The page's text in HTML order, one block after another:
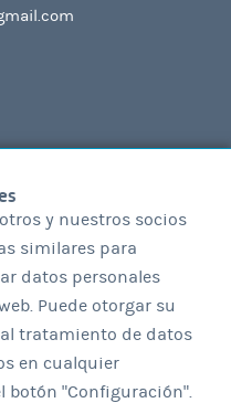
y nuestros socios
similares para
datos personales
Puede otorgar su
tratamiento de datos
en cualquier
botón "Configuración".